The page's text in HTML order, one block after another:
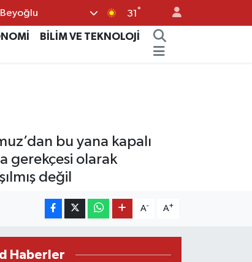
Beyoğlu 31 °
BİLİM VE TEKNOLOJİ
bu yana kapalı
gerekçesi olarak
değil
A- A+
Haberler